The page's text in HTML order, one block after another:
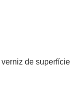
de superfície